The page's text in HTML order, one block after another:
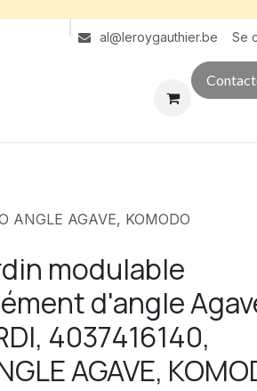
al@leroygauthier.be Se
ANGLE AGAVE, KOMODO
modulable
d'angle
4037416140,
AGAVE,